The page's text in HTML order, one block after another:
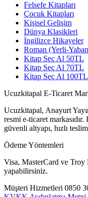
Felsefe Kitapları
Çocuk Kitapları
Kişisel Gelişim
Dünya Klasikleri
İngilizce Hikayeler
Roman (Yerli-
Kitap Seç Al 50TL
Kitap Seç Al 70TL
Kitap Seç Al 100TL
Ucuzkitapal E-Ticaret
Ucuzkitapal, Anayurt
resmi e-ticaret
güvenli altyapı, hızlı
Ödeme Yöntemleri
Visa, MasterCard ve
yapabilirsiniz.
Müşteri Hizmetleri 0850